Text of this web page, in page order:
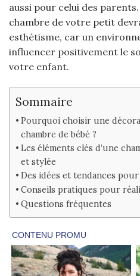
aussi pour celui des
chambre de votre petit
esthétisme, car un
influencer positivement le
votre enfant.
Sommaire
Pourquoi choisir une
chambre de bébé ?
Les éléments clés d’une
et stylée
Des idées et tendances
Conseils pratiques pour
Questions fréquentes